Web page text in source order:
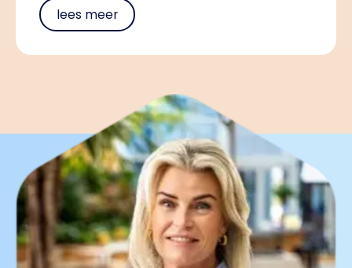
lees meer